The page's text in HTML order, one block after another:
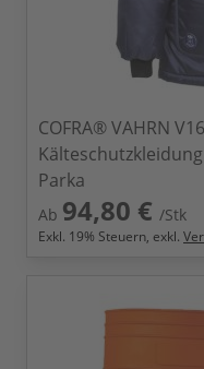
COFRA® VAHRN
Parka
Ab 94,80 € /Stk
Exkl. 19% Steuern, exkl.